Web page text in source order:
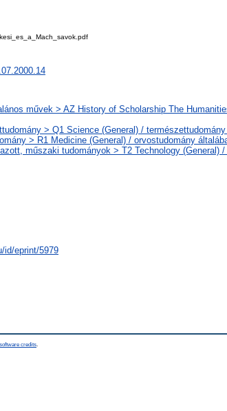
művek > AZ History of Scholarship The
> Q1 Science (General) /
> R1 Medicine (General) / orvostudomány
műszaki tudományok > T2 Technology (General)
id/eprint/5979
credits